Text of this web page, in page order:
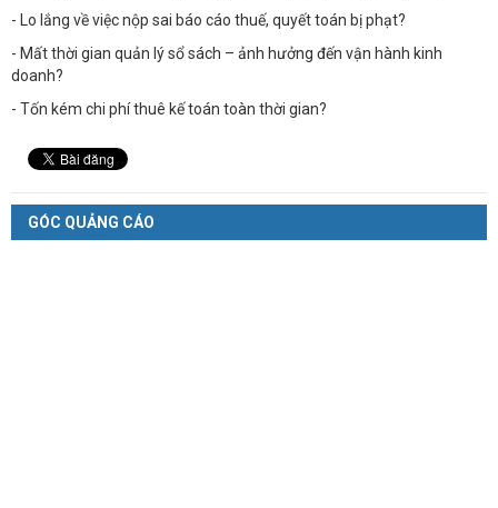
- Lo lắng về việc nộp sai báo cáo thuế, quyết toán bị phạt?
- Mất thời gian quản lý sổ sách – ảnh hưởng đến vận hành kinh
doanh?
- Tốn kém chi phí thuê kế toán toàn thời gian?
GÓC QUẢNG CÁO